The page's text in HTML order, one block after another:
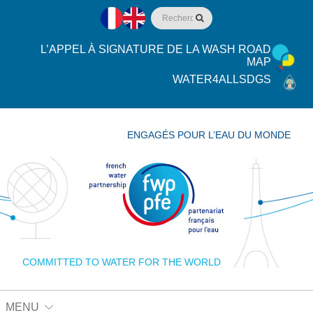
L’APPEL À SIGNATURE DE LA WASH ROAD
MAP
WATER4ALLSDGS
COMMITTED TO WATER FOR THE WORLD
ENGAGÉS POUR L’EAU DU MONDE
MENU